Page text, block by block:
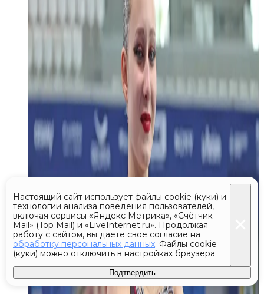
Настоящий сайт использует файлы cookie (куки) и
технологии анализа поведения пользователей,
включая сервисы «Яндекс Метрика», «Счётчик
Mail» (Top Mail) и «LiveInternet.ru». Продолжая
работу с сайтом, вы даете свое согласие на
обработку персональных данных. Файлы cookie
(куки) можно отключить в настройках браузера
Подтвердить